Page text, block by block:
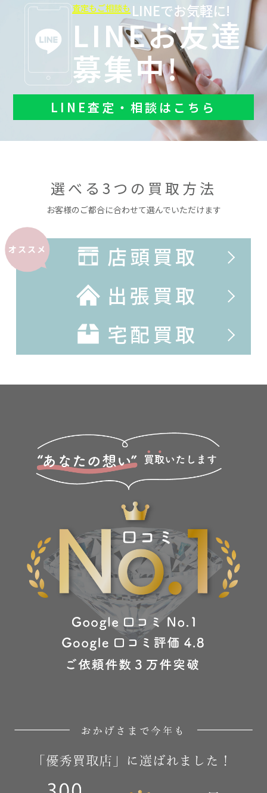
査定もご相談も LINEでお気軽に!
LINEお友達
募集中!
LINE査定・相談はこちら
選べる3つの買取方法
お客様のご都合に合わせて選んでいただけます
オススメ
店頭買取
出張買取
宅配買取